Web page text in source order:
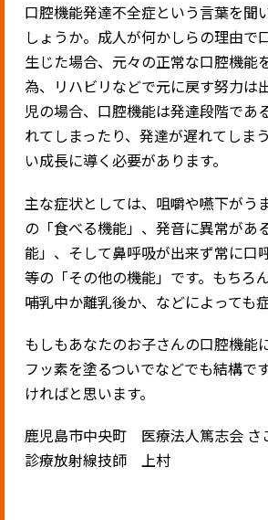
口腔機能発達不全症という言葉を聞
しょうか。成人が何かしらの理由で
生じた場合、元々の正常な口腔機能
為、リハビリなどで元に戻す努力は
児の場合、口腔機能は発達段階であ
れてしまったり、発達が遅れてしま
い成長に導く必要があります。
主な症状としては、咀嚼や嚥下がう
の「食べる機能」、発音に異常があ
能」、そして鼻呼吸が出来ず常に口
等の「その他の機能」です。もちろ
哺乳中か離乳後か、などによっても
もしもあなたのお子さんの口腔機能
フッ素を塗るついでなどでも結構で
ければと思います。
鹿児島市中央町 医療法人篤志会 さ
診療放射線技師 上村